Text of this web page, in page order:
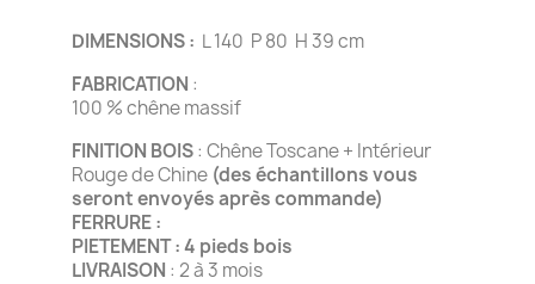
DIMENSIONS : L 140 P 80 H 39 cm
FABRICATION :
100 % chêne massif
FINITION BOIS: Chêne Toscane + Intérieur
Rouge de Chine (des échantillons vous
seront envoyés après commande)
FERRURE :
PIETEMENT : 4 pieds bois
LIVRAISON : 2 à 3 mois